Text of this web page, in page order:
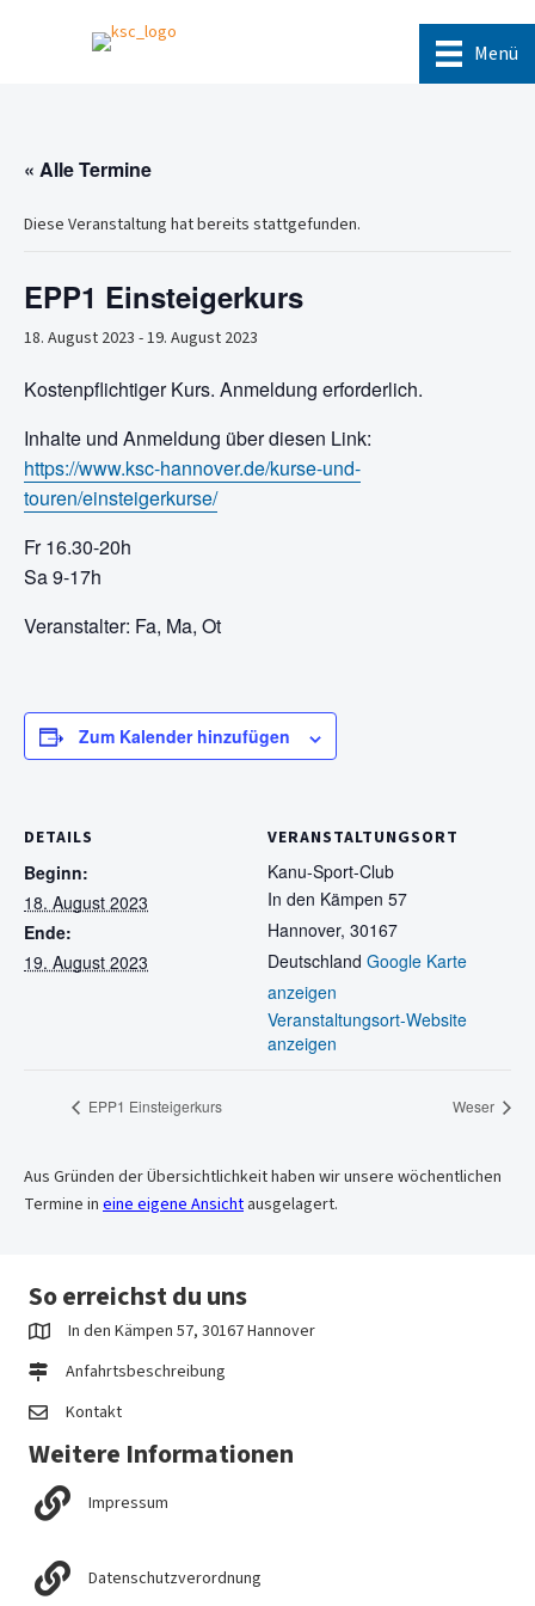
Menü
« Alle Termine
Diese Veranstaltung hat bereits stattgefunden.
EPP1 Einsteigerkurs
18. August 2023 -19. August 2023
Kostenpflichtiger Kurs. Anmeldung erforderlich.
Inhalte und Anmeldung über diesen Link:
https://www.ksc-hannover.de/kurse-und-
touren/einsteigerkurse/
Fr 16.30-20h
Sa 9-17h
Veranstalter: Fa, Ma, Ot
Zum Kalender hinzufügen
DETAILS
Beginn:
18. August 2023
Ende:
19. August 2023
VERANSTALTUNGSORT
Kanu-Sport-Club
In den Kämpen 57
Hannover, 30167
Deutschland Google Karte
anzeigen
Veranstaltungsort-Website
anzeigen
EPP1 Einsteigerkurs Weser
Aus Gründen der Übersichtlichkeit haben wir unsere wöchentlichen
Termine in eine eigene Ansicht ausgelagert.
So erreichst du uns
In den Kämpen 57, 30167 Hannover
Anfahrtsbeschreibung
Kontakt
Weitere Informationen
Impressum
Datenschutzverordnung